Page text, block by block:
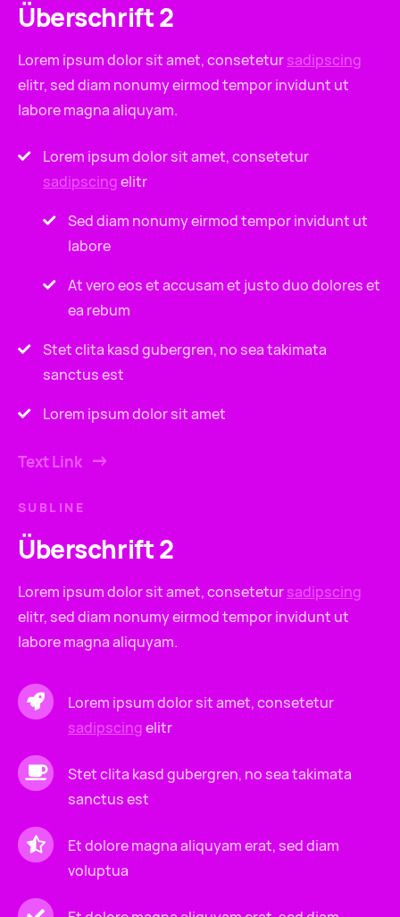
Überschrift 2
Lorem ipsum dolor sit amet, consetetursadipscing
elitr, sed diam nonumy eirmod tempor invidunt ut
labore magna aliquyam.
Lorem ipsum dolor sit amet, consetetur
sadipscingelitr
Sed diam nonumy eirmod tempor invidunt ut
labore
At vero eos et accusam et justo duo dolores et
ea rebum
Stet clita kasd gubergren, no sea takimata
sanctus est
Lorem ipsum dolor sit amet
Text Link
SUBLINE
Überschrift 2
Lorem ipsum dolor sit amet, consetetursadipscing
elitr, sed diam nonumy eirmod tempor invidunt ut
labore magna aliquyam.
Lorem ipsum dolor sit amet, consetetur
sadipscingelitr
Stet clita kasd gubergren, no sea takimata
sanctus est
Et dolore magna aliquyam erat, sed diam
voluptua